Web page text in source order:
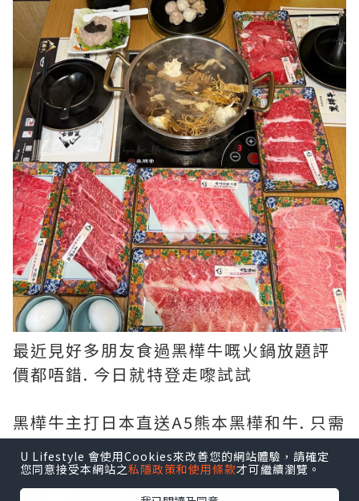
最近見好多朋友食過黑樺牛嘅火鍋放題評
價都唔錯. 今日就特登走嚟試試
黑樺牛主打日本直送A5熊本黑樺和牛. 只需
要$398就可以任食. 另外重有日本佐賀名
豚肉、水食. 各特色配料等等
U Lifestyle 會使用Cookies來改善您的網站體驗，請確定
您同意接受本網站之私隱政策和使用條款才可繼續瀏覽。